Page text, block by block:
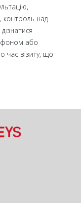
контроль над
або
час візиту, що